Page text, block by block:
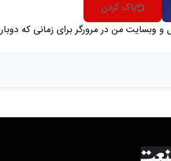
پاک کردن
و وبسایت من در مرورگر برای زمانی که